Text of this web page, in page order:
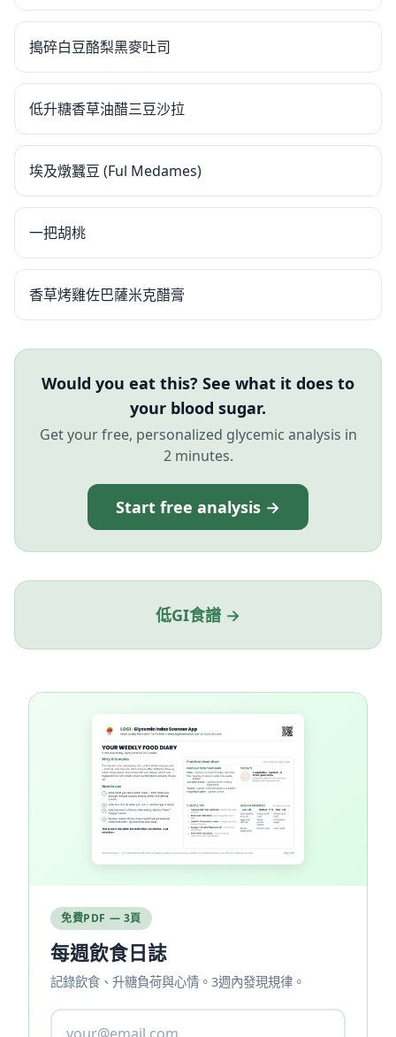
搗碎白豆酪梨黑麥吐司
低升糖香草油醋三豆沙拉
埃及燉蠶豆 (Ful Medames)
一把胡桃
香草烤雞佐巴薩米克醋膏
Would you eat this? See what it does to
your blood sugar.
Get your free, personalized glycemic analysis in
2 minutes.
Start free analysis →
低GI食譜 →
免費PDF — 3頁
每週飲食日誌
記錄飲食、升糖負荷與心情。3週內發現規律。